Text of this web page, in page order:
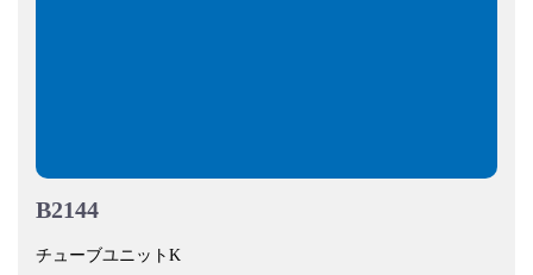
B2144
チューブユニットK